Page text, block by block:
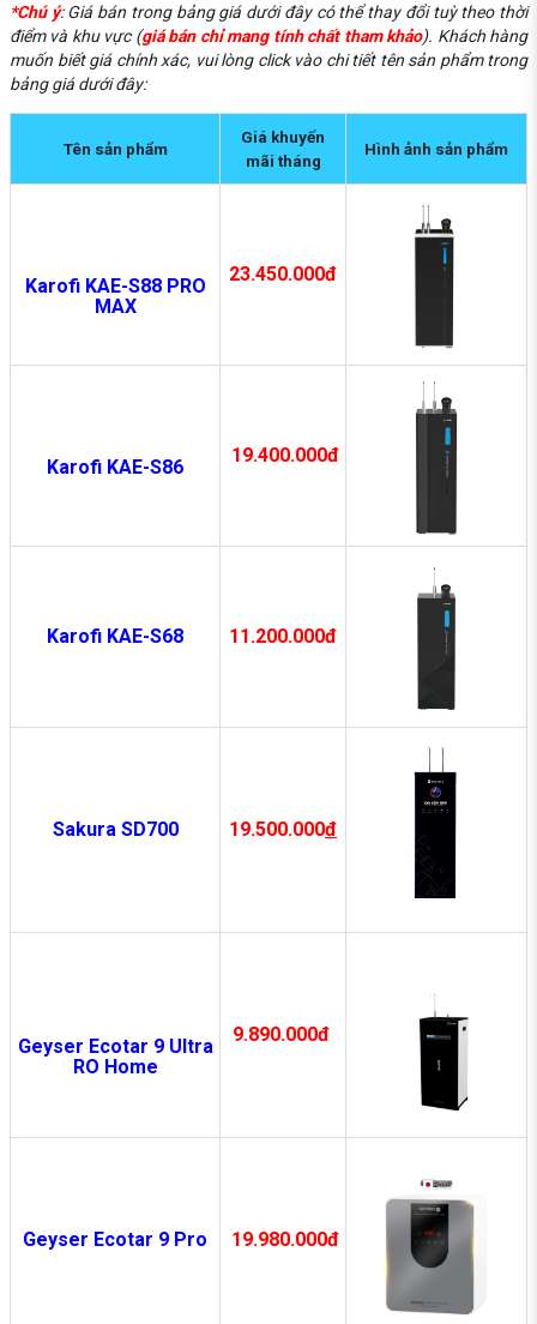
*Chú ý: Giá bán trong bảng giá dưới đây có thể thay đổi tuỳ theo thời
điểm và khu vực (giá bán chỉ mang tính chất tham khảo). Khách hàng
muốn biết giá chính xác, vui lòng click vào chi tiết tên sản phẩm trong
bảng giá dưới đây:
Tên sản phẩm
Giá khuyến
mãi tháng
Hình ảnh sản phẩm
Karofi KAE-S88 PRO
MAX
23.450.000đ
Karofi KAE-S86
19.400.000đ
Karofi KAE-S68 11.200.000đ
Sakura SD700 19.500.000đ
Geyser Ecotar 9 Ultra
RO Home
9.890.000đ
Geyser Ecotar 9 Pro 19.980.000đ